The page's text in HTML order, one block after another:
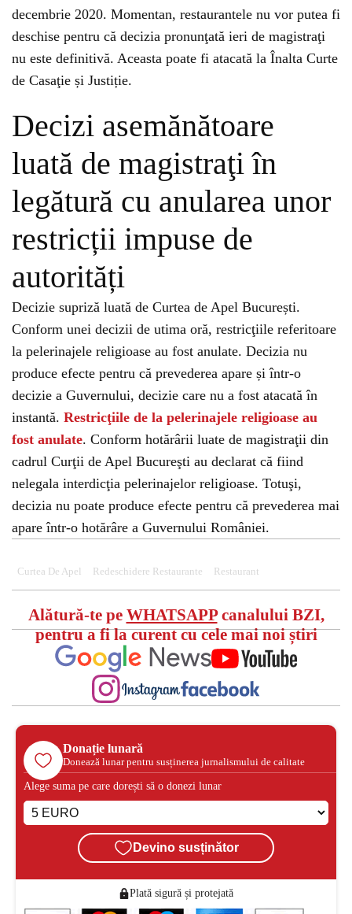
decembrie 2020. Momentan, restaurantele nu vor putea fi
deschise pentru că decizia pronunţată ieri de magistraţi
nu este definitivă. Aceasta poate fi atacată la Înalta Curte
de Casaţie și Justiție.
Decizi asemănătoare
luată de magistraţi în
legătură cu anularea unor
restricții impuse de
autorități
Decizie supriză luată de Curtea de Apel București.
Conform unei decizii de utima oră, restricţiile referitoare
la pelerinajele religioase au fost anulate. Decizia nu
produce efecte pentru că prevederea apare și într-o
decizie a Guvernului, decizie care nu a fost atacată în
instantă. Restricţiile de la pelerinajele religioase au
fost anulate. Conform hotărârii luate de magistraţii din
cadrul Curţii de Apel Bucureşti au declarat că fiind
nelegala interdicţia pelerinajelor religioase. Totuşi,
decizia nu poate produce efecte pentru că prevederea mai
apare într-o hotărâre a Guvernului României.
Curtea De Apel Redeschidere Restaurante Restaurant
Alătură-te pe WHATSAPPcanalului BZI,
pentru a fi la curent cu cele mai noi știri
Donație lunară
Donează lunar pentru susținerea jurnalismului de calitate
Alege suma pe care dorești să o donezi lunar
Devino susținător
Plată sigură și protejată